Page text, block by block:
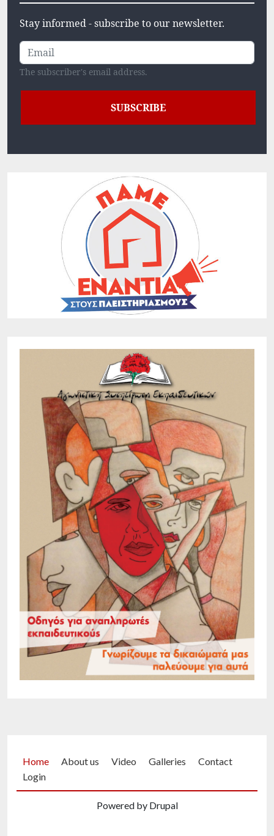
Stay informed - subscribe to our newsletter.
The subscriber's email address.
Footer menu
Home About us Video Galleries
Contact
Login
Powered by Drupal